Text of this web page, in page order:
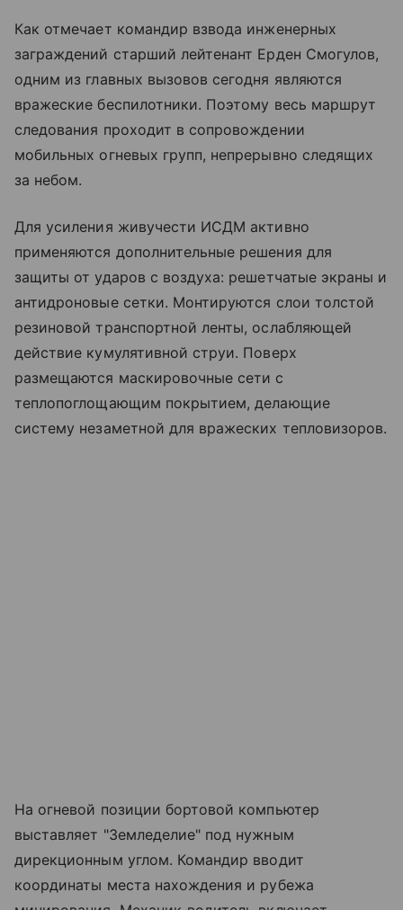
Как отмечает командир взвода инженерных
заграждений старший лейтенант Ерден Смогулов,
одним из главных вызовов сегодня являются
вражеские беспилотники. Поэтому весь маршрут
следования проходит в сопровождении
мобильных огневых групп, непрерывно следящих
за небом.
Для усиления живучести ИСДМ активно
применяются дополнительные решения для
защиты от ударов с воздуха: решетчатые экраны и
антидроновые сетки. Монтируются слои толстой
резиновой транспортной ленты, ослабляющей
действие кумулятивной струи. Поверх
размещаются маскировочные сети с
теплопоглощающим покрытием, делающие
систему незаметной для вражеских тепловизоров.
На огневой позиции бортовой компьютер
выставляет "Земледелие" под нужным
дирекционным углом. Командир вводит
координаты места нахождения и рубежа